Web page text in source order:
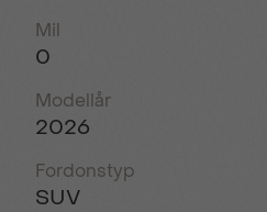
Mil
0
Modellår
2026
Fordonstyp
SUV